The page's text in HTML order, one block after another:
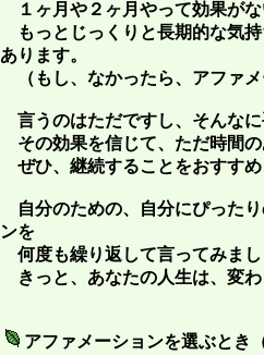
１ヶ月や２ヶ月やって効果が
もっとじっくりと長期的な気
あります。
（もし、なかったら、アファ
言うのはただですし、そんな
その効果を信じて、ただ時間
ぜひ、継続することをおすす
自分のための、自分にぴった
ンを
何度も繰り返して言ってみま
きっと、あなたの人生は、変
アファメーションを選ぶとき